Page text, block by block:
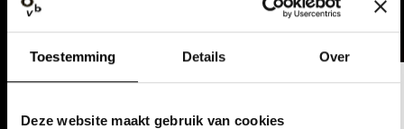
Toestemming Details Over
Deze website maakt gebruik van cookies
DATA